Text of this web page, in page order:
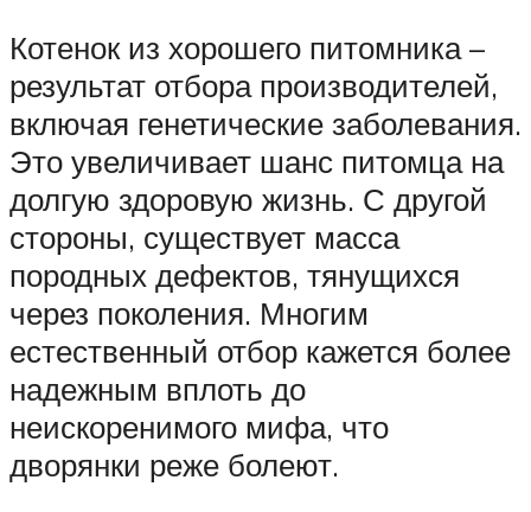
Котенок из хорошего питомника –
результат отбора производителей,
включая генетические заболевания.
Это увеличивает шанс питомца на
долгую здоровую жизнь. С другой
стороны, существует масса
породных дефектов, тянущихся
через поколения. Многим
естественный отбор кажется более
надежным вплоть до
неискоренимого мифа, что
дворянки реже болеют.